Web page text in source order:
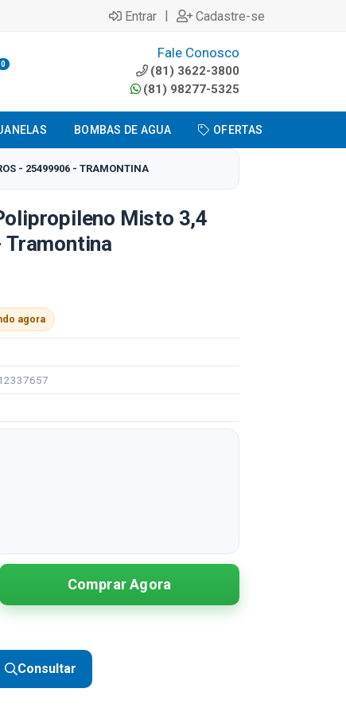
Entrar | Cadastre-se
0
Fale Conosco
(81) 3622-3800
(81) 98277-5325
BOMBAS DE AGUA OFERTAS
- 25499906 - TRAMONTINA
Misto 3,4
agora
Comprar Agora
Consultar